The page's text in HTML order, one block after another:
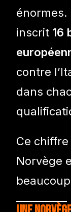
énormes.
inscrit 16
contre
dans
Ce
Norvège